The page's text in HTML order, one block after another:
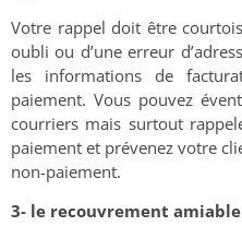
Votre rappel doit être
oubli ou d’une erreur
les informations de
paiement. Vous pouvez
courriers mais surtout
paiement et prévenez votre
non-paiement.
3- le recouvrement amiable